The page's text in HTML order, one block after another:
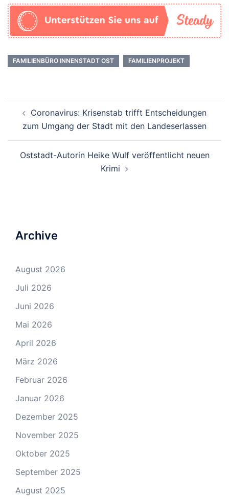
FAMILIENBÜRO INNENSTADT OST FAMILIENPROJEKT
Navigation
Coronavirus: Krisenstab trifft Entscheidungen
zum Umgang der Stadt mit den Landeserlassen
Oststadt-Autorin Heike Wulf veröffentlicht neuen
Krimi
Archive
August 2026
Juli 2026
Juni 2026
Mai 2026
April 2026
März 2026
Februar 2026
Januar 2026
Dezember 2025
November 2025
Oktober 2025
September 2025
August 2025